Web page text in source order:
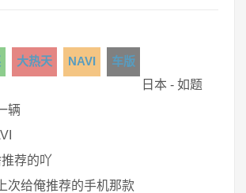
大热天 NAVI
车版
日本 - 如题
辆
荐的吖
次给俺推荐的手机那款